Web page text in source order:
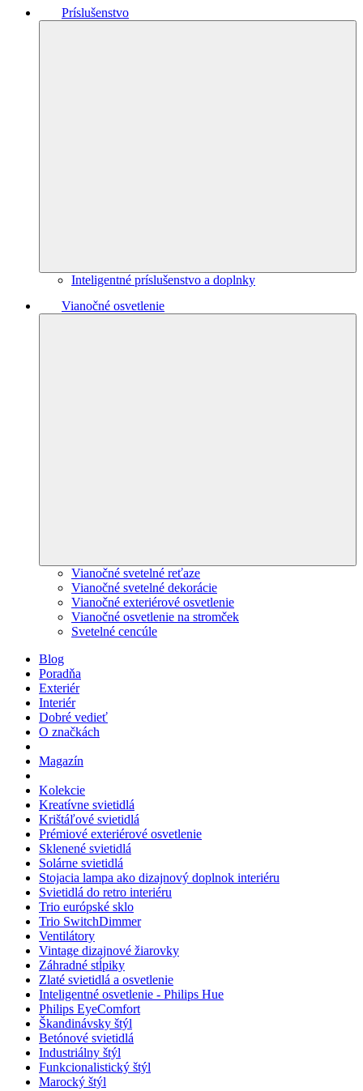
Príslušenstvo
Inteligentné príslušenstvo a doplnky
Vianočné osvetlenie
Vianočné svetelné reťaze
Vianočné svetelné dekorácie
Vianočné exteriérové osvetlenie
Vianočné osvetlenie na stromček
Svetelné cencúle
Blog
Poradňa
Exteriér
Interiér
Dobré vedieť
O značkách
Magazín
Kolekcie
Kreatívne svietidlá
Krištáľové svietidlá
Prémiové exteriérové osvetlenie
Sklenené svietidlá
Solárne svietidlá
Stojacia lampa ako dizajnový doplnok interiéru
Svietidlá do retro interiéru
Trio európské sklo
Trio SwitchDimmer
Ventilátory
Vintage dizajnové žiarovky
Záhradné stĺpiky
Zlaté svietidlá a osvetlenie
Inteligentné osvetlenie - Philips Hue
Philips EyeComfort
Škandinávsky štýl
Betónové svietidlá
Industriálny štýl
Funkcionalistický štýl
Marocký štýl